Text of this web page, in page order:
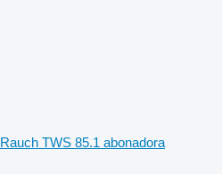
Rauch TWS 85.1 abonadora